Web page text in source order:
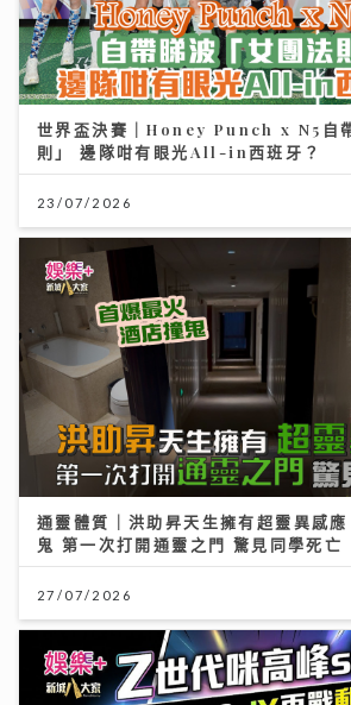
世界盃決賽｜Honey Punch x N5自
則」 邊隊咁有眼光All-in西班牙？
23/07/2026
通靈體質｜洪助昇天生擁有超靈異感
鬼 第一次打開通靈之門 驚見同學死亡
27/07/2026